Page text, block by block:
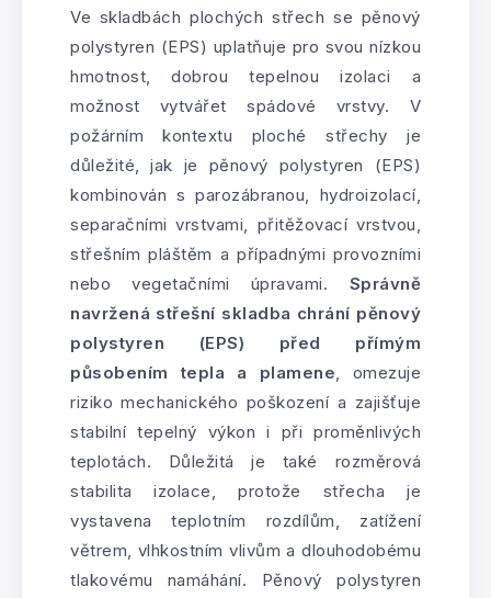
Ve skladbách plochých střech se pěnový
polystyren (EPS) uplatňuje pro svou nízkou
hmotnost, dobrou tepelnou izolaci a
možnost vytvářet spádové vrstvy. V
požárním kontextu ploché střechy je
důležité, jak je pěnový polystyren (EPS)
kombinován s parozábranou, hydroizolací,
separačními vrstvami, přitěžovací vrstvou,
střešním pláštěm a případnými provozními
nebo vegetačními úpravami. Správně
navržená střešní skladba chrání pěnový
polystyren (EPS) před přímým
působením tepla a plamene, omezuje
riziko mechanického poškození a zajišťuje
stabilní tepelný výkon i při proměnlivých
teplotách. Důležitá je také rozměrová
stabilita izolace, protože střecha je
vystavena teplotním rozdílům, zatížení
větrem, vlhkostním vlivům a dlouhodobému
tlakovému namáhání. Pěnový polystyren